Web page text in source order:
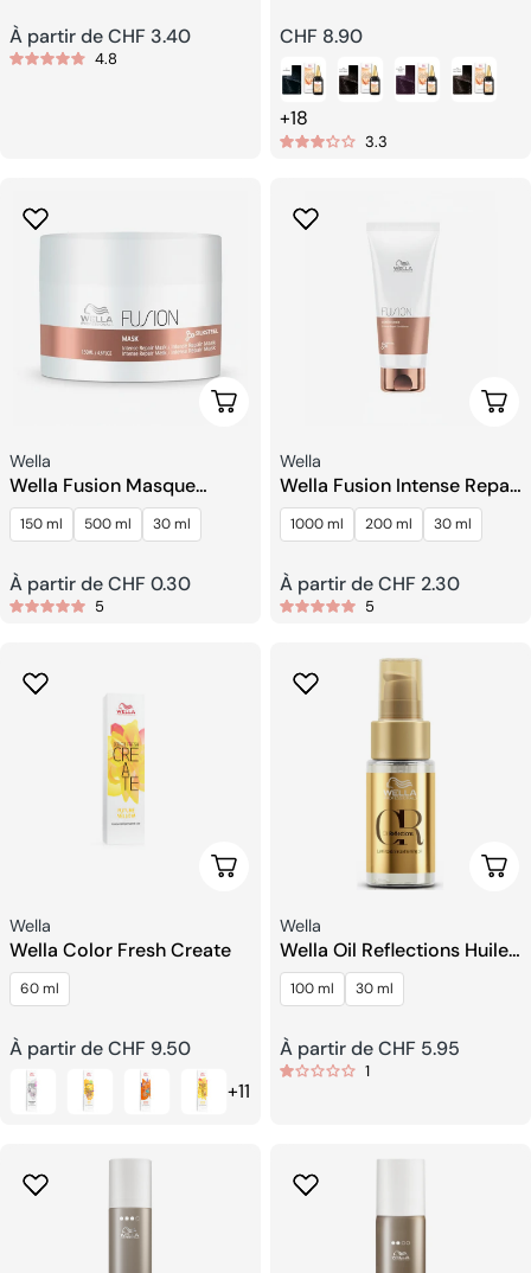
Prix
À partir de CHF 3.40
4.8
Prix
habituel
CHF 8.90
+18
3.3
Choisissez Les Options
Fournisseur:
Wella
Wella Fusion Masque
Réparateur Intense
150 ml 500 ml 30 ml
Prix
À partir de CHF 0.30
5
Fournisseur:
Wella
Wella Fusion Intense Repair
Après-Shampooing
1000 ml 200 ml 30 ml
Prix
À partir de CHF 2.30
5
Choisissez Les Options
Fournisseur:
Wella
Wella Color Fresh Create
60 ml
Prix
habituel
À partir de CHF 9.50
+11
Fournisseur:
Wella
Wella Oil Reflections Huile
Lissante Lumineuse
100 ml 30 ml
Prix
À partir de CHF 5.95
1